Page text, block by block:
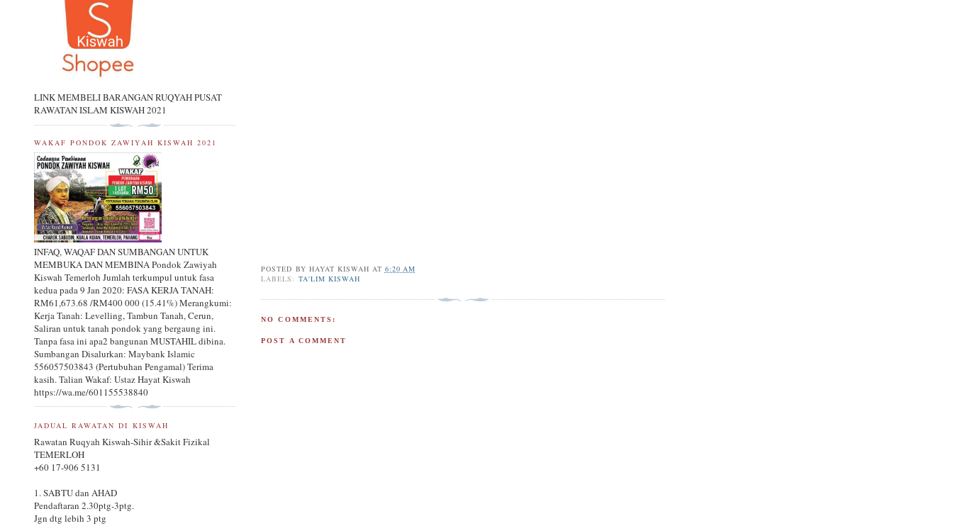
POSTED BY HAYAT KISWAH AT 6:20 AM
LABELS: TA'LIM KISWAH
NO COMMENTS:
POST A COMMENT
LINK MEMBELI BARANGAN RUQYAH PUSAT
RAWATAN ISLAM KISWAH 2021
WAKAF PONDOK ZAWIYAH KISWAH 2021
INFAQ, WAQAF DAN SUMBANGAN UNTUK
MEMBUKA DAN MEMBINA Pondok Zawiyah
Kiswah Temerloh Jumlah terkumpul untuk fasa
kedua pada 9 Jan 2020: FASA KERJA TANAH:
RM61,673.68 /RM400 000 (15.41%) Merangkumi:
Kerja Tanah: Levelling, Tambun Tanah, Cerun,
Saliran untuk tanah pondok yang bergaung ini.
Tanpa fasa ini apa2 bangunan MUSTAHIL dibina.
Sumbangan Disalurkan: Maybank Islamic
556057503843 (Pertubuhan Pengamal) Terima
kasih. Talian Wakaf: Ustaz Hayat Kiswah
https://wa.me/601155538840
JADUAL RAWATAN DI KISWAH
Rawatan Ruqyah Kiswah-Sihir &Sakit Fizikal
TEMERLOH
+60 17-906 5131
1. SABTU dan AHAD
Pendaftaran 2.30ptg-3ptg.
Jgn dtg lebih 3 ptg